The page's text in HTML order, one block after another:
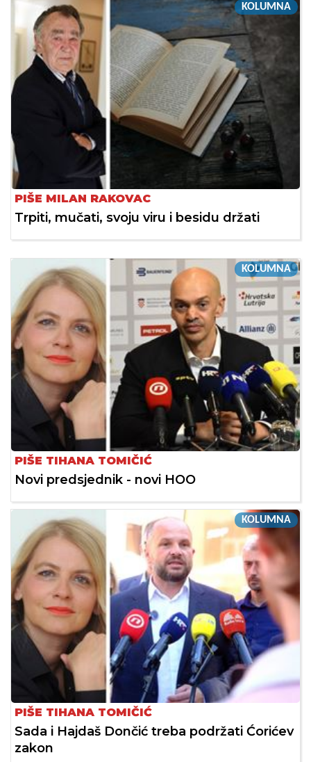
KOLUMNA
PIŠE MILAN RAKOVAC
Trpiti, mučati, svoju viru i besidu držati
KOLUMNA
PIŠE TIHANA TOMIČIĆ
Novi predsjednik - novi HOO
KOLUMNA
PIŠE TIHANA TOMIČIĆ
Sada i Hajdaš Dončić treba podržati Ćorićev
zakon